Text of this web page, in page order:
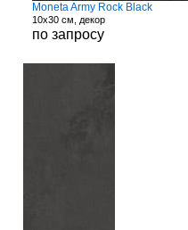
Moneta Army Rock Black
10x30 см, декор
по запросу